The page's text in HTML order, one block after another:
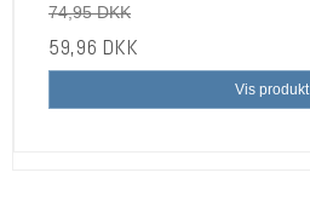
74,95 DKK
59,96 DKK
Vis produkt